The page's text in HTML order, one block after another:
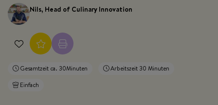
Nils, Head of Culinary Innovation
Gesamtzeit ca. 30Minuten
Arbeitszeit 30 Minuten
Einfach